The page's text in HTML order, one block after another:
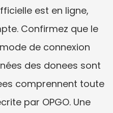
est en ligne,
Confirmez que le
de connexion
des donees sont
comprennent toute
par OPGO. Une